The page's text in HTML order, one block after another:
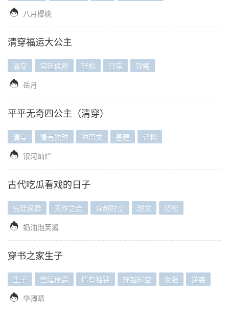
 八月樱桃
清穿福运大公主
清穿 宫廷侯爵 轻松 日常 锦鲤
 岳月
平平无奇四公主（清穿）
清穿 情有独钟 种田文 基建 轻松
 银河灿烂
古代吃瓜看戏的日子
宫廷侯爵 天作之合 穿越时空 甜文 轻松
 奶油泡芙酱
穿书之家生子
生子 宫廷侯爵 情有独钟 穿越时空 女强 逆袭
 华卿晴